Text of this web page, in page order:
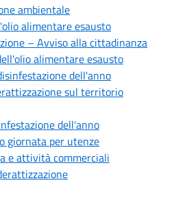
ambientale
alimentare esausto
– Avviso alla cittadinanza
alimentare esausto
dell'anno
sul territorio
dell'anno
giornata per utenze
e attività commerciali